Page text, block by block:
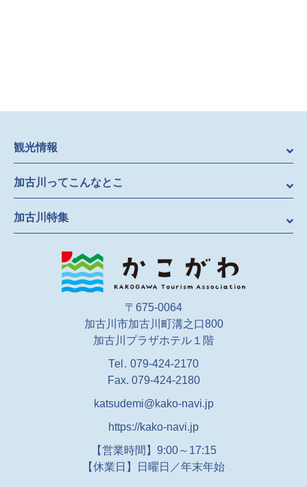
〒675-0064
加古川市加古川町溝之口800
加古川プラザホテル１階
Tel. 079-424-2170
Fax. 079-424-2180
katsudemi@kako-navi.jp
https://kako-navi.jp
【営業時間】9:00～17:15
【休業日】
日曜日／年末年始
観光情報
加古川ってこんなとこ
加古川特集